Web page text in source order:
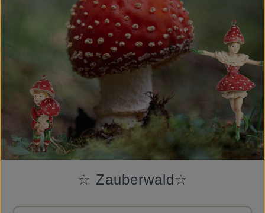
☆ Zauberwald☆